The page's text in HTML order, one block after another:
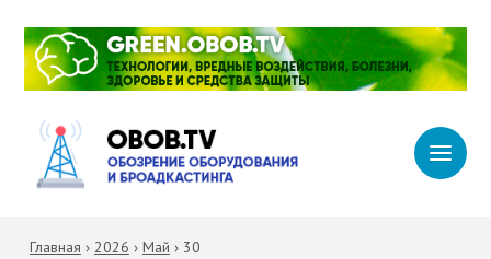
Главная › 2026 › Май › 30